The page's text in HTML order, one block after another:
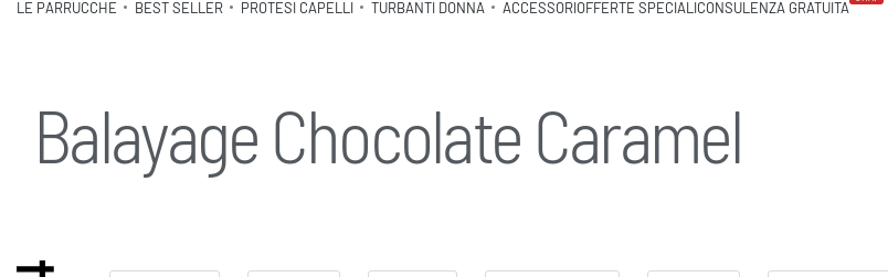
LE PARRUCCHE BEST SELLER PROTESI CAPELLI TURBANTI DONNA ACCESSORIOFFERTE SPECIALICONSULENZA GRATUITA
Balayage Chocolate Caramel